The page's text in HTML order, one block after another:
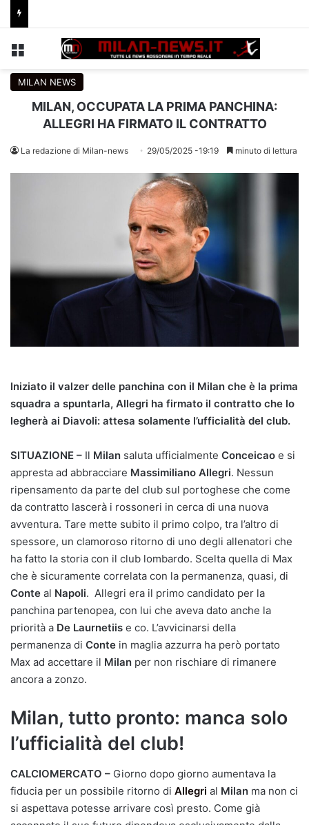
MILAN NEWS
MILAN, OCCUPATA LA PRIMA PANCHINA:
ALLEGRI HA FIRMATO IL CONTRATTO
La redazione di Milan-news 29/05/2025 -19:19 minuto di lettura
Iniziato il valzer delle panchina con il Milan che è la prima
squadra a spuntarla, Allegri ha firmato il contratto che lo
legherà ai Diavoli: attesa solamente l’ufficialità del club.
SITUAZIONE – Il Milan saluta ufficialmente Conceicao e si
appresta ad abbracciare Massimiliano Allegri. Nessun
ripensamento da parte del club sul portoghese che come
da contratto lascerà i rossoneri in cerca di una nuova
avventura. Tare mette subito il primo colpo, tra l’altro di
spessore, un clamoroso ritorno di uno degli allenatori che
ha fatto la storia con il club lombardo. Scelta quella di Max
che è sicuramente correlata con la permanenza, quasi, di
Conte al Napoli. Allegri era il primo candidato per la
panchina partenopea, con lui che aveva dato anche la
priorità a De Laurnetiis e co. L’avvicinarsi della
permanenza di Conte in maglia azzurra ha però portato
Max ad accettare il Milan per non rischiare di rimanere
ancora a zonzo.
Milan, tutto pronto: manca solo
l’ufficialità del club!
CALCIOMERCATO – Giorno dopo giorno aumentava la
fiducia per un possibile ritorno di Allegri al Milan ma non ci
si aspettava potesse arrivare così presto. Come già